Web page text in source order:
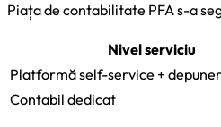
Piața de contabilitate PFA s-a
Nivel serviciu
Platformă self-service +
Contabil dedicat